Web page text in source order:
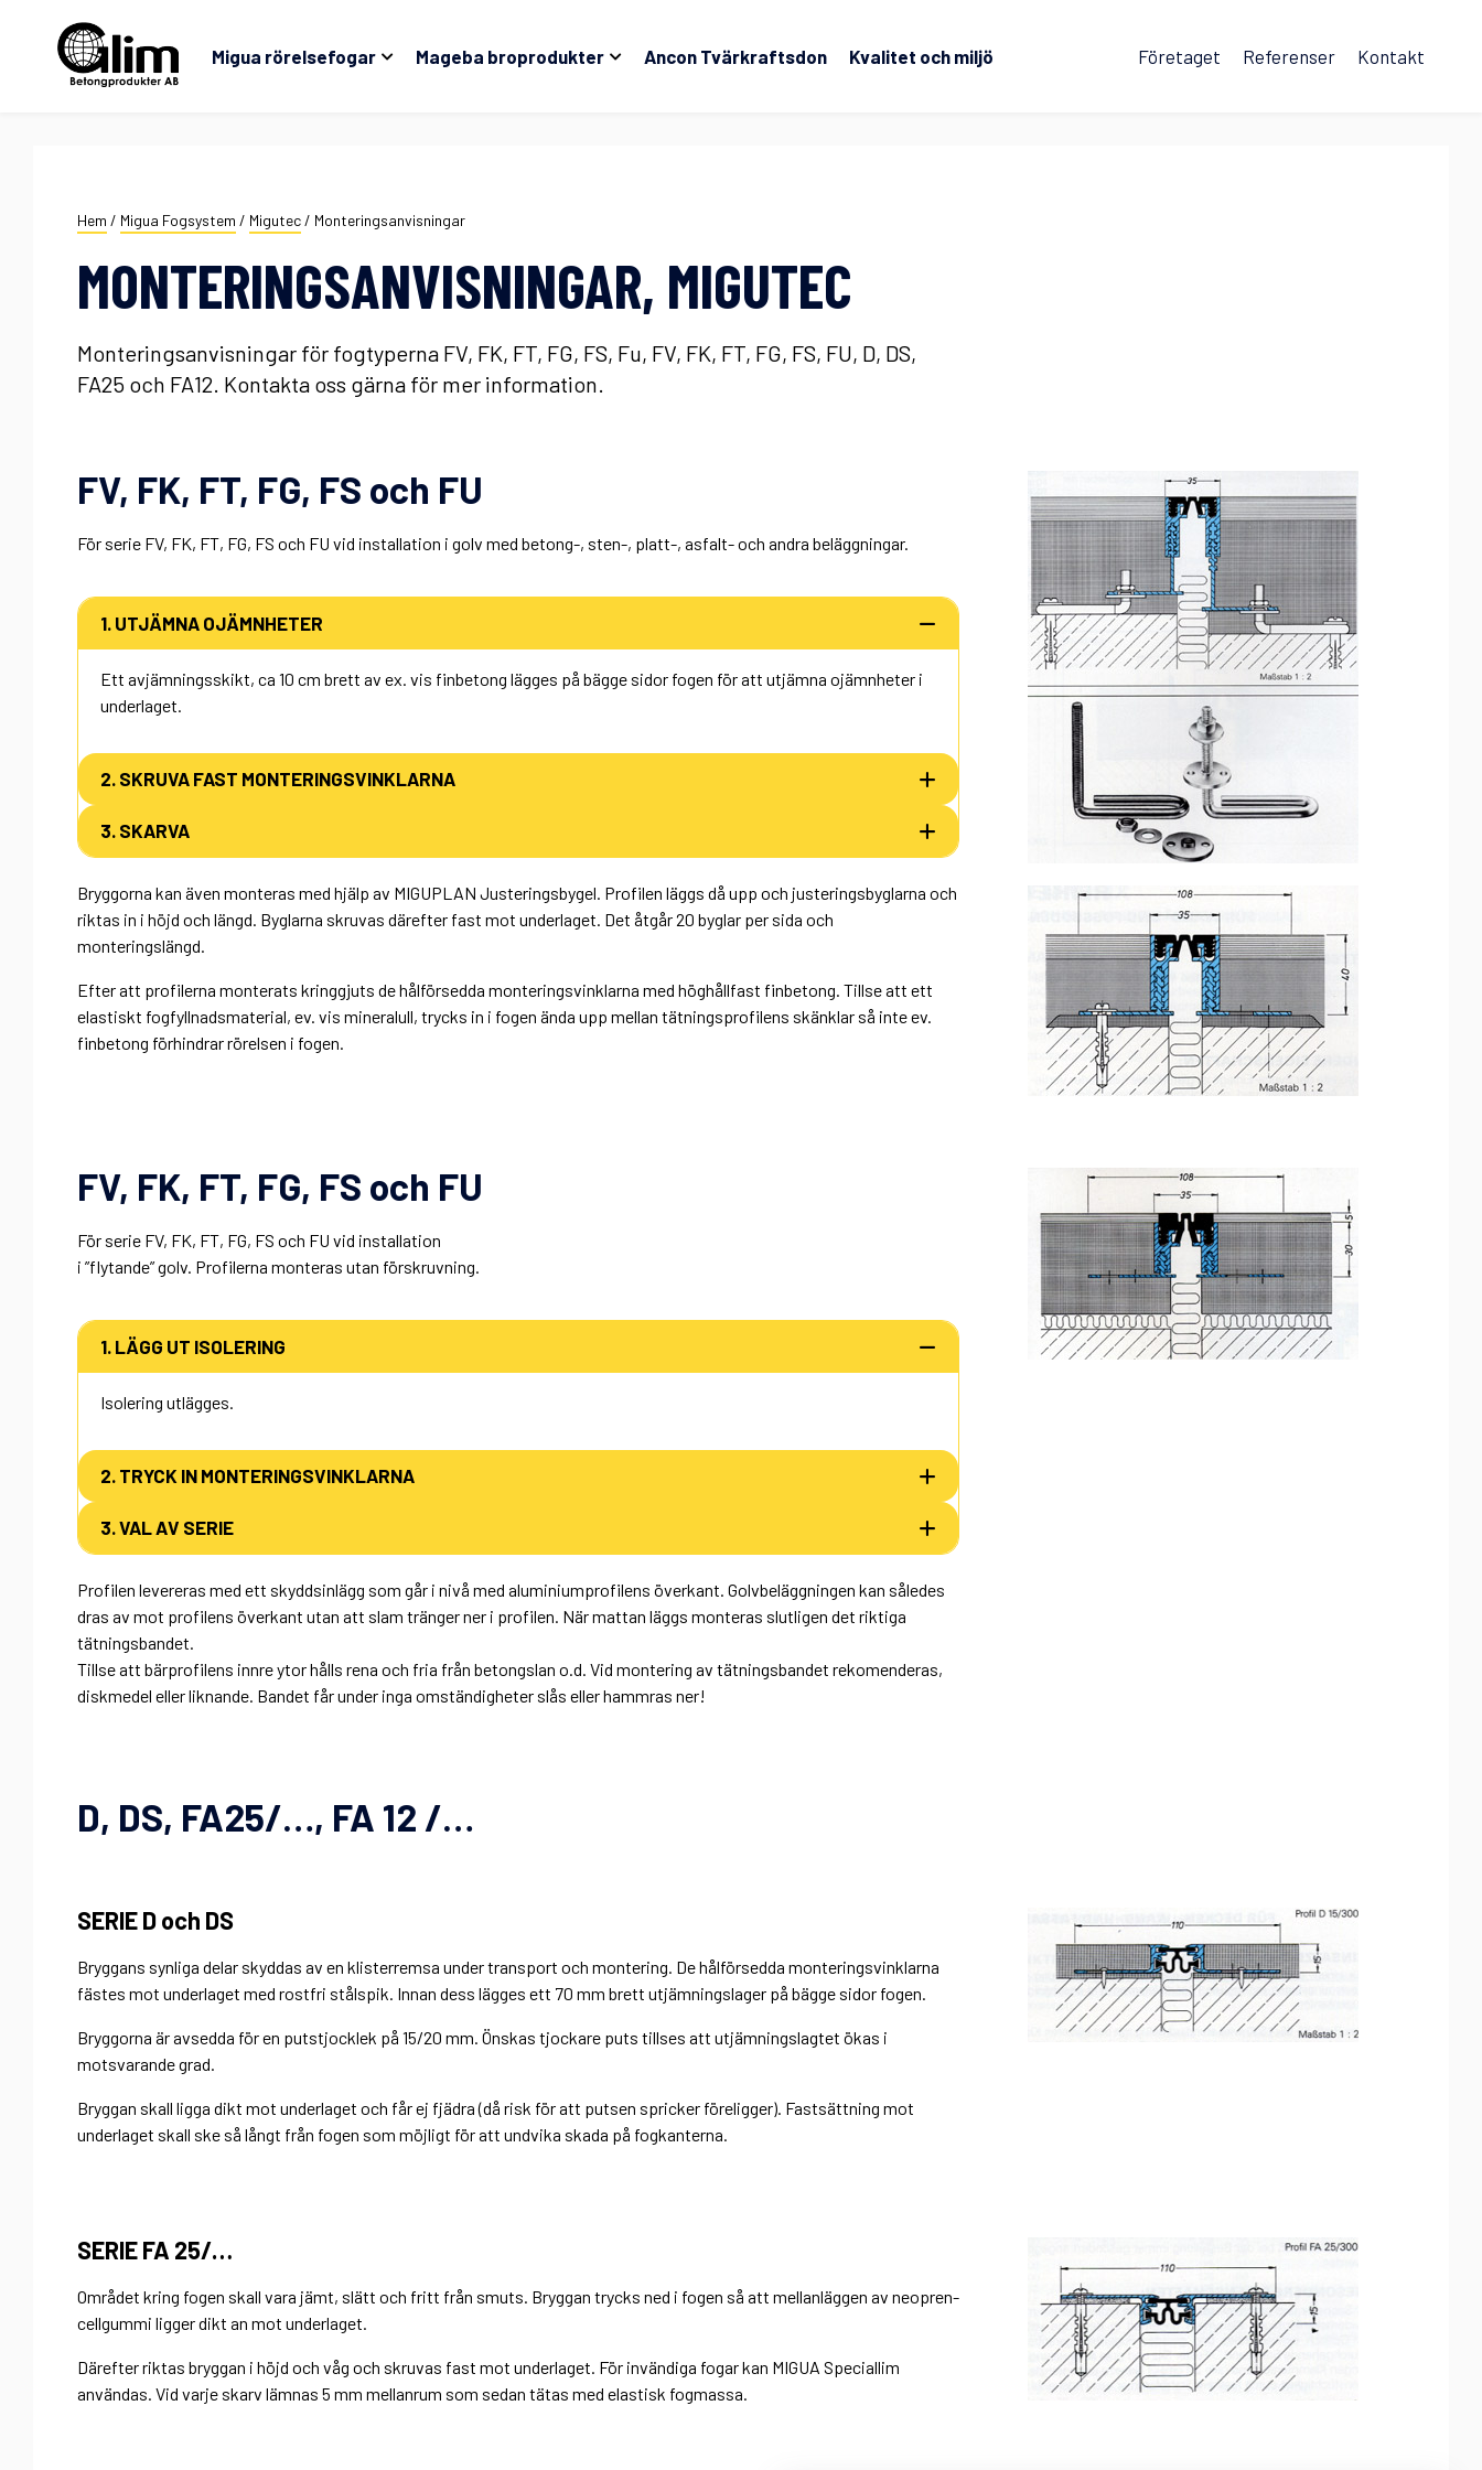
Migua rörelsefogar Mageba broprodukter Ancon Tvärkraftsdon Kvalitet och miljö Företaget Referenser Kontakt
Hem / Migua Fogsystem / Migutec/ Monteringsanvisningar
MONTERINGSANVISNINGAR, MIGUTEC
Monteringsanvisningar för fogtyperna FV, FK, FT, FG, FS, Fu, FV, FK, FT, FG, FS, FU, D, DS,
FA25 och FA12. Kontakta oss gärna för mer information.
FV, FK, FT, FG, FS och FU
För serie FV, FK, FT, FG, FS och FU vid installation i golv med betong-, sten-, platt-, asfalt- och andra beläggningar.
1. UTJÄMNA OJÄMNHETER
Ett avjämningsskikt, ca 10 cm brett av ex. vis finbetong lägges på bägge sidor fogen för att utjämna ojämnheter i
underlaget.
2. SKRUVA FAST MONTERINGSVINKLARNA
3. SKARVA
Bryggorna kan även monteras med hjälp av MIGUPLAN Justeringsbygel. Profilen läggs då upp och justeringsbyglarna och
riktas in i höjd och längd. Byglarna skruvas därefter fast mot underlaget. Det åtgår 20 byglar per sida och
monteringslängd.
Efter att profilerna monterats kringgjuts de hålförsedda monteringsvinklarna med höghållfast finbetong. Tillse att ett
elastiskt fogfyllnadsmaterial, ev. vis mineralull, trycks in i fogen ända upp mellan tätningsprofilens skänklar så inte ev.
finbetong förhindrar rörelsen i fogen.
FV, FK, FT, FG, FS och FU
För serie FV, FK, FT, FG, FS och FU vid installation
i ”flytande” golv. Profilerna monteras utan förskruvning.
1. LÄGG UT ISOLERING
Isolering utlägges.
2. TRYCK IN MONTERINGSVINKLARNA
3. VAL AV SERIE
Profilen levereras med ett skyddsinlägg som går i nivå med aluminiumprofilens överkant. Golvbeläggningen kan således
dras av mot profilens överkant utan att slam tränger ner i profilen. När mattan läggs monteras slutligen det riktiga
tätningsbandet.
Tillse att bärprofilens innre ytor hålls rena och fria från betongslan o.d. Vid montering av tätningsbandet rekomenderas,
diskmedel eller liknande. Bandet får under inga omständigheter slås eller hammras ner!
D, DS, FA25/…, FA 12 /…
SERIE D och DS
Bryggans synliga delar skyddas av en klisterremsa under transport och montering. De hålförsedda monteringsvinklarna
fästes mot underlaget med rostfri stålspik. Innan dess lägges ett 70 mm brett utjämningslager på bägge sidor fogen.
Bryggorna är avsedda för en putstjocklek på 15/20 mm. Önskas tjockare puts tillses att utjämningslagtet ökas i
motsvarande grad.
Bryggan skall ligga dikt mot underlaget och får ej fjädra (då risk för att putsen spricker föreligger). Fastsättning mot
underlaget skall ske så långt från fogen som möjligt för att undvika skada på fogkanterna.
SERIE FA 25/…
Området kring fogen skall vara jämt, slätt och fritt från smuts. Bryggan trycks ned i fogen så att mellanläggen av neopren-
cellgummi ligger dikt an mot underlaget.
Därefter riktas bryggan i höjd och våg och skruvas fast mot underlaget. För invändiga fogar kan MIGUA Speciallim
användas. Vid varje skarv lämnas 5 mm mellanrum som sedan tätas med elastisk fogmassa.